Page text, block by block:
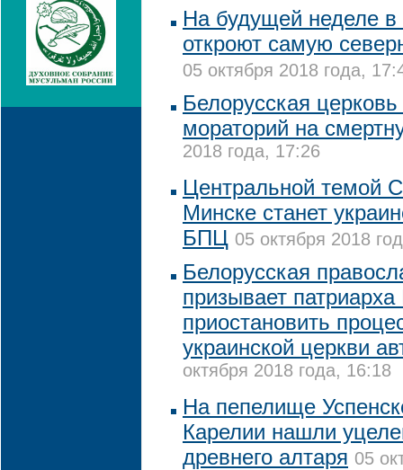
На будущей неделе в
откроют самую
05 октября 2018 года,
Белорусская
мораторий на
2018 года, 17:26
Центральной темой
Минске станет
БПЦ 05 октября 2018
Белорусская
призывает
приостановить
украинской церкви
октября 2018 года, 16:18
На пепелище
Карелии нашли
древнего алтаря 05